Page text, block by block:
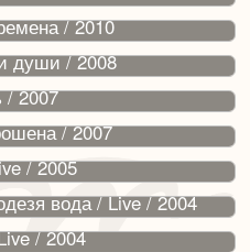
/ 2010
души / 2008
/ 2007
/ 2007
/ 2005
вода / Live / 2004
/ 2004